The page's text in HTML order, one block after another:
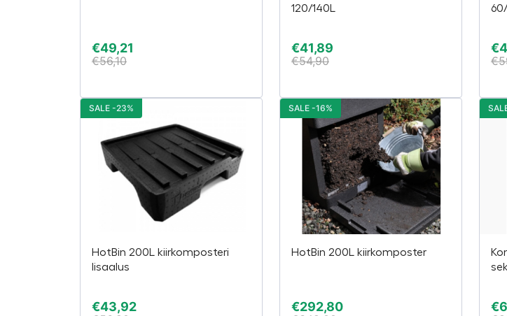
€49,21
€56,10
120/140L
€41,89
€54,90
€
€
HotBin 200L kiirkomposteri
lisaalus
€43,92
SALE -23%
HotBin 200L kiirkomposter
€292,80
SALE -16%
€